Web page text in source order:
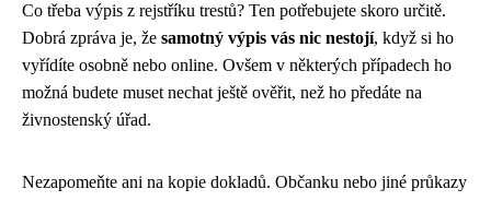
Co třeba výpis z rejstříku trestů? Ten potřebujete skoro určitě.
Dobrá zpráva je, že samotný výpis vás nic nestojí, když si ho
vyřídíte osobně nebo online. Ovšem v některých případech ho
možná budete muset nechat ještě ověřit, než ho předáte na
živnostenský úřad.
Nezapomeňte ani na kopie dokladů. Občanku nebo jiné průkazy